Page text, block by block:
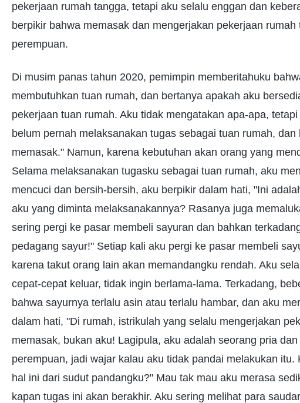
pekerjaan rumah tangga, tetapi aku selalu enggan dan
berpikir bahwa memasak dan mengerjakan pekerjaan
perempuan.
Di musim panas tahun 2020, pemimpin memberitahuku
membutuhkan tuan rumah, dan bertanya apakah aku
pekerjaan tuan rumah. Aku tidak mengatakan apa-apa,
belum pernah melaksanakan tugas sebagai tuan rumah,
memasak." Namun, karena kebutuhan akan orang yang
Selama melaksanakan tugasku sebagai tuan rumah, aku
mencuci dan bersih-bersih, aku berpikir dalam hati, "Ini
aku yang diminta melaksanakannya? Rasanya juga
sering pergi ke pasar membeli sayuran dan bahkan
pedagang sayur!" Setiap kali aku pergi ke pasar membeli
karena takut orang lain akan memandangku rendah. Aku
cepat-cepat keluar, tidak ingin berlama-lama. Terkadang,
bahwa sayurnya terlalu asin atau terlalu hambar, dan aku
dalam hati, "Di rumah, istrikulah yang selalu mengerjakan
memasak, bukan aku! Lagipula, aku adalah seorang pria
perempuan, jadi wajar kalau aku tidak pandai melakukan
hal ini dari sudut pandangku?" Mau tak mau aku merasa
kapan tugas ini akan berakhir. Aku sering melihat para